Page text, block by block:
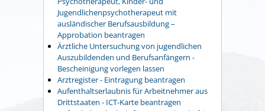
Jugendlichenpsychotherapeut mit
ausländischer Berufsausbildung –
Approbation beantragen
Ärztliche Untersuchung von jugendlichen
Auszubildenden und Berufsanfängern -
Bescheinigung vorlegen lassen
Arztregister - Eintragung beantragen
Aufenthaltserlaubnis für Arbeitnehmer aus
Drittstaaten - ICT-Karte beantragen